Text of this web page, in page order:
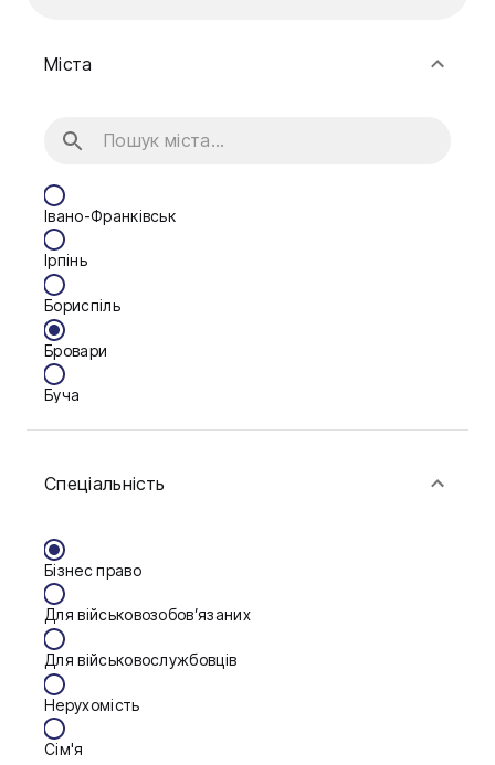
Міста
Івано-Франківськ
Ірпінь
Бориспіль
Бровари
Буча
Васильків
Дніпро
Запоріжжя
Калуш
Кам'янське
Ковель
Спеціальність
Бізнес право
Для військовозобов’язаних
Для військовослужбовців
Нерухомість
Сім'я